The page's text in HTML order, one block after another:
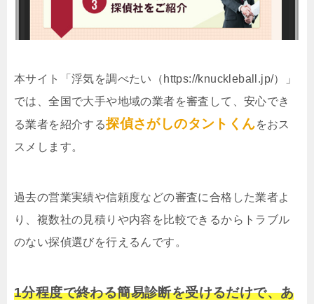
本サイト「浮気を調べたい（https://knuckleball.jp/）」
では、全国で大手や地域の業者を審査して、安心でき
る業者を紹介する探偵さがしのタントくんをおス
スメします。
過去の営業実績や信頼度などの審査に合格した業者よ
り、複数社の見積りや内容を比較できるからトラブル
のない探偵選びを行えるんです。
1分程度で終わる簡易診断を受けるだけで、あ